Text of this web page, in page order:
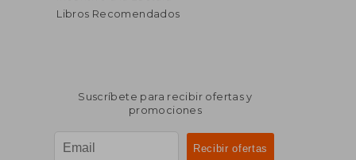
45%
dcto. $ 30.65
Libros Recomendados
Suscríbete para recibir ofertas y
promociones